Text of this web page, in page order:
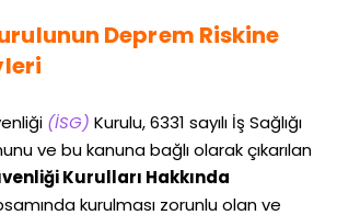
Deprem Riskine
(İSG) Kurulu, 6331 sayılı İş Sağlığı
ve bu kanuna bağlı olarak çıkarılan
Kurulları Hakkında
kurulması zorunlu olan ve